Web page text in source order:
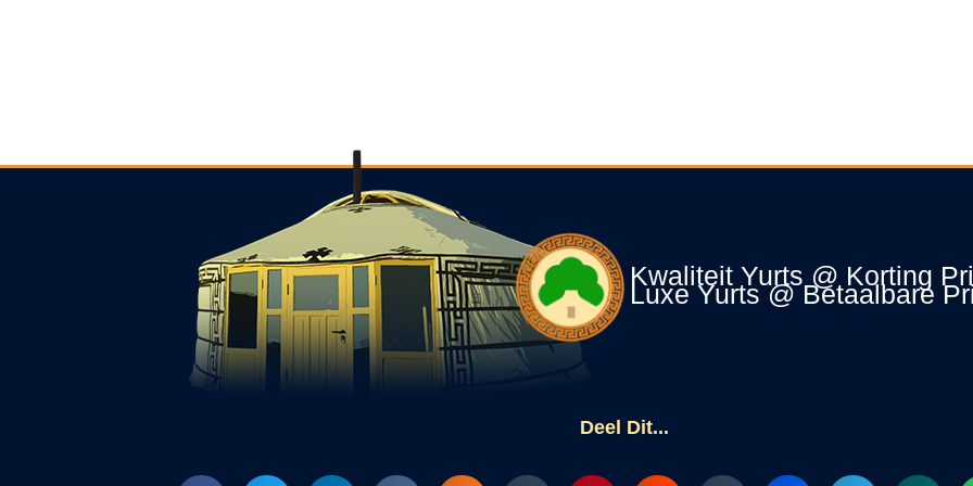
Kwaliteit Yurts @ Korting
Luxe Yurts @ Betaalbare
Deel Dit...